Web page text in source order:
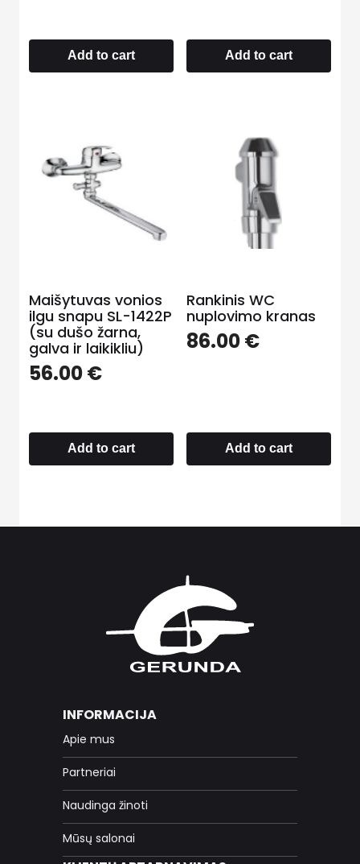
Add to cart Add to cart
Maišytuvas vonios
ilgu snapu SL-1422P
(su dušo žarna,
galva ir laikikliu)
56.00€
Add to cart
Rankinis WC
nuplovimo kranas
86.00€
Add to cart
INFORMACIJA
Apie mus
Partneriai
Naudinga žinoti
Mūsų salonai